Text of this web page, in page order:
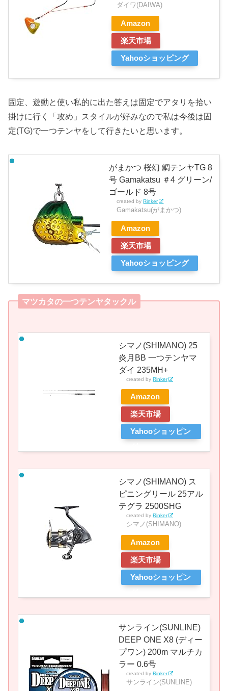
ダイワ(DAIWA)
Amazon
楽天市場
Yahooショッピング
固定、遊動と使い私的に出た答えは固定でアタリを拾い
掛けに行く「攻め」スタイルが好みなので私は今後は固
定(TG)で一つテンヤをして行きたいと思います。
がまかつ 桜幻 鯛テンヤTG 8
号 Gamakatsu ＃4 グリーン/
ゴールド 8号
created by Rinker
Gamakatsu(がまかつ)
Amazon
楽天市場
Yahooショッピング
マツカタの一つテンヤタックル
シマノ(SHIMANO) 25
炎月BB 一つテンヤマ
ダイ 235MH+
created byRinker
Amazon
楽天市場
Yahooショッピン
シマノ(SHIMANO) ス
ピニングリール 25アル
テグラ 2500SHG
created byRinker
シマノ(SHIMANO)
Amazon
楽天市場
Yahooショッピン
サンライン(SUNLINE)
DEEP ONE X8 (ディー
プワン) 200m マルチカ
ラー 0.6号
created byRinker
サンライン(SUNLINE)